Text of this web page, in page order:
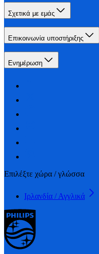
Σχετικά με εμάς
Επικοινωνία υποστήριξης
Ενημέρωση
Επιλέξτε χώρα / γλώσσα
Ιρλανδία / Αγγλικά